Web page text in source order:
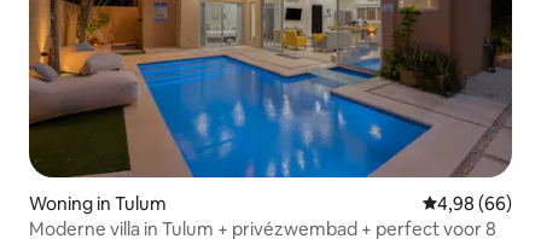
Woning in Tulum Gemiddelde
4,98 (66)
Moderne villa in Tulum + privézwembad + perfect voor 8